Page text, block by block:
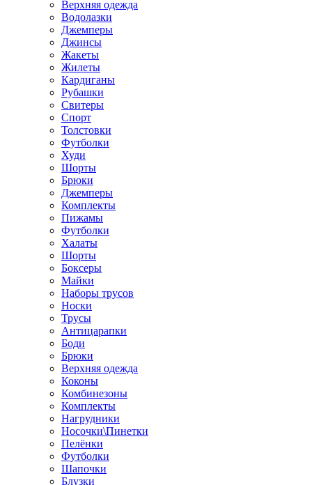
Верхняя одежда
Водолазки
Джемперы
Джинсы
Жакеты
Жилеты
Кардиганы
Рубашки
Свитеры
Спорт
Толстовки
Футболки
Худи
Шорты
Брюки
Джемперы
Комплекты
Пижамы
Футболки
Халаты
Шорты
Боксеры
Майки
Наборы трусов
Носки
Трусы
Антицарапки
Боди
Брюки
Верхняя одежда
Коконы
Комбинезоны
Комплекты
Нагрудники
Носочки\Пинетки
Пелёнки
Футболки
Шапочки
Блузки